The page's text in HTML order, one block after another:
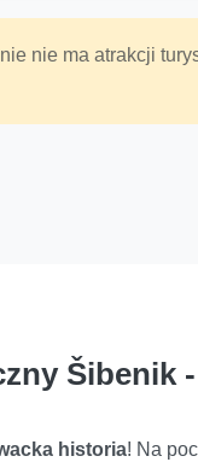
nie ma atrakcji
Šibenik
historia! Na